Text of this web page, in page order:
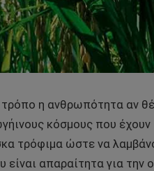
η ανθρωπότητα αν
κόσμους που έχουν
τρόφιμα ώστε να
απαραίτητα για την